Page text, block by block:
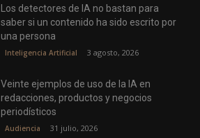
Los detectores de IA no bastan para
saber si un contenido ha sido escrito por
una persona
Inteligencia Artificial 3 agosto, 2026
Veinte ejemplos de uso de la IA en
redacciones, productos y negocios
periodísticos
Audiencia 31 julio, 2026